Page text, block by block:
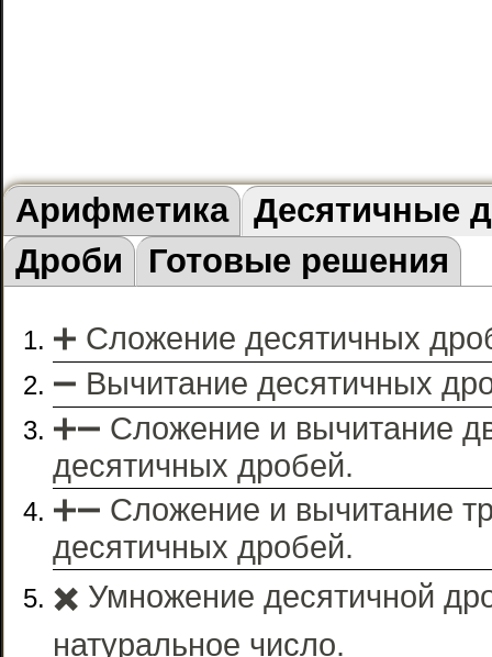
Арифметика
Десятичные
Дроби
Готовые решения
➕ Сложение десятичных
➖ Вычитание десятичных
➕➖ Cложение и вычитание
десятичных дробей.
➕➖ Сложение и вычитание
десятичных дробей.
✖️ Умножение десятичной
натуральное число.